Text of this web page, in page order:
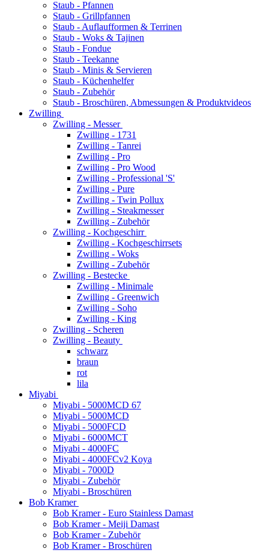
Staub - Pfannen
Staub - Grillpfannen
Staub - Auflaufformen & Terrinen
Staub - Woks & Tajinen
Staub - Fondue
Staub - Teekanne
Staub - Minis & Servieren
Staub - Küchenhelfer
Staub - Zubehör
Staub - Broschüren, Abmessungen & Produktvideos
Zwilling
Zwilling - Messer
Zwilling - 1731
Zwilling - Tanrei
Zwilling - Pro
Zwilling - Pro Wood
Zwilling - Professional 'S'
Zwilling - Pure
Zwilling - Twin Pollux
Zwilling - Steakmesser
Zwilling - Zubehör
Zwilling - Kochgeschirr
Zwilling - Kochgeschirrsets
Zwilling - Woks
Zwilling - Zubehör
Zwilling - Bestecke
Zwilling - Minimale
Zwilling - Greenwich
Zwilling - Soho
Zwilling - King
Zwilling - Scheren
Zwilling - Beauty
schwarz
braun
rot
lila
Miyabi
Miyabi - 5000MCD 67
Miyabi - 5000MCD
Miyabi - 5000FCD
Miyabi - 6000MCT
Miyabi - 4000FC
Miyabi - 4000FCv2 Koya
Miyabi - 7000D
Miyabi - Zubehör
Miyabi - Broschüren
Bob Kramer
Bob Kramer - Euro Stainless Damast
Bob Kramer - Meiji Damast
Bob Kramer - Zubehör
Bob Kramer - Broschüren